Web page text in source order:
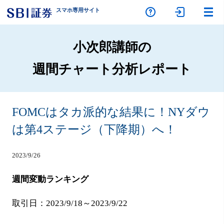
スマホ専用サイト
小次郎講師の
週間チャート分析レポート
FOMCはタカ派的な結果に！NYダウ
は第4ステージ（下降期）へ！
2023/9/26
週間変動ランキング
取引日：2023/9/18～2023/9/22